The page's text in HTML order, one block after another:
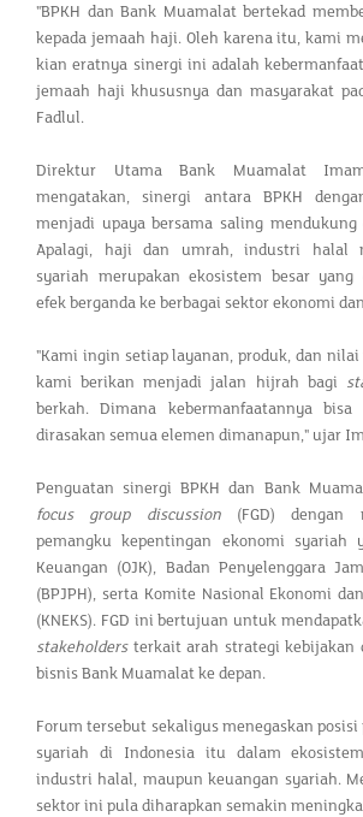
"BPKH dan Bank Muamalat bertekad
kepada jemaah haji. Oleh karena itu, kami
kian eratnya sinergi ini adalah
jemaah haji khususnya dan masyarakat
Fadlul.
Direktur Utama Bank Muamalat
mengatakan, sinergi antara BPKH
menjadi upaya bersama saling mendukung
Apalagi, haji dan umrah, industri halal
syariah merupakan ekosistem besar yang
efek berganda ke berbagai sektor ekonomi
"Kami ingin setiap layanan, produk, dan
kami berikan menjadi jalan hijrah bagi
berkah. Dimana kebermanfaatannya
dirasakan semua elemen dimanapun," ujar
Penguatan sinergi BPKH dan Bank
focus group discussion(FGD) dengan
pemangku kepentingan ekonomi syariah
Keuangan (OJK), Badan Penyelenggara
(BPJPH), serta Komite Nasional Ekonomi
(KNEKS). FGD ini bertujuan untuk
stakeholdersterkait arah strategi kebijakan
bisnis Bank Muamalat ke depan.
Forum tersebut sekaligus menegaskan
syariah di Indonesia itu dalam
industri halal, maupun keuangan syariah.
sektor ini pula diharapkan semakin